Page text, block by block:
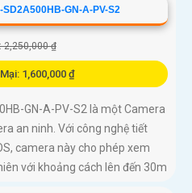
GN-A-PV-S2
2,250,000 ₫
1,600,000 ₫
GN-A-PV-S2 là một Camera
an ninh. Với công nghệ tiết
camera này cho phép xem
với khoảng cách lên đến 30m